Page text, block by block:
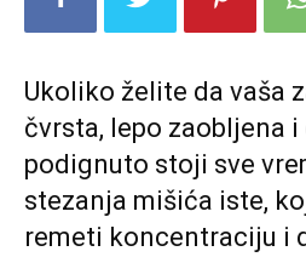
Ukoliko želite da vaša
čvrsta, lepo zaobljena
podignuto stoji sve
stezanja mišića iste,
remeti koncentraciju i